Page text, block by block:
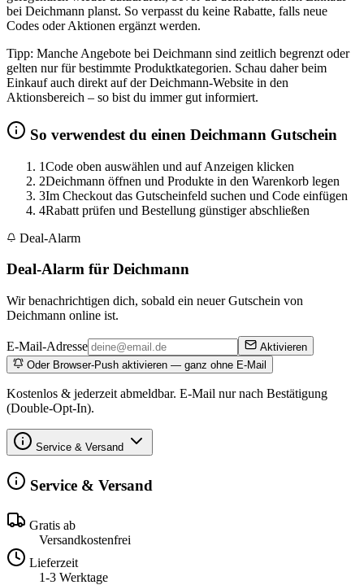
bei Deichmann planst. So verpasst du keine Rabatte, falls neue
Codes oder Aktionen ergänzt werden.
Tipp: Manche Angebote bei Deichmann sind zeitlich begrenzt oder
gelten nur für bestimmte Produktkategorien. Schau daher beim
Einkauf auch direkt auf der Deichmann-Website in den
Aktionsbereich – so bist du immer gut informiert.
So verwendest du einen Deichmann Gutschein
1Code oben auswählen und auf Anzeigen klicken
2Deichmann öffnen und Produkte in den Warenkorb legen
3Im Checkout das Gutscheinfeld suchen und Code einfügen
4Rabatt prüfen und Bestellung günstiger abschließen
Deal-Alarm
Deal-Alarm für Deichmann
Wir benachrichtigen dich, sobald ein neuer Gutschein von
Deichmann online ist.
E-Mail-Adresse
Aktivieren
Oder Browser-Push aktivieren — ganz ohne E-Mail
Kostenlos & jederzeit abmeldbar. E-Mail nur nach Bestätigung
(Double-Opt-In).
Service & Versand
Service & Versand
Gratis ab
Versandkostenfrei
Lieferzeit
1-3 Werktage